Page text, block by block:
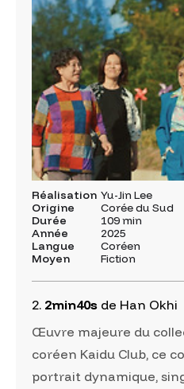
Réalisation Yu-Jin Lee
Origine
Corée du Sud
Durée
109 min
Année
2025
Langue
Coréen
Moyen
Fiction
2. 2min40s de Han Okhi
Œuvre majeure du
coréen Kaidu Club, ce
portrait dynamique,